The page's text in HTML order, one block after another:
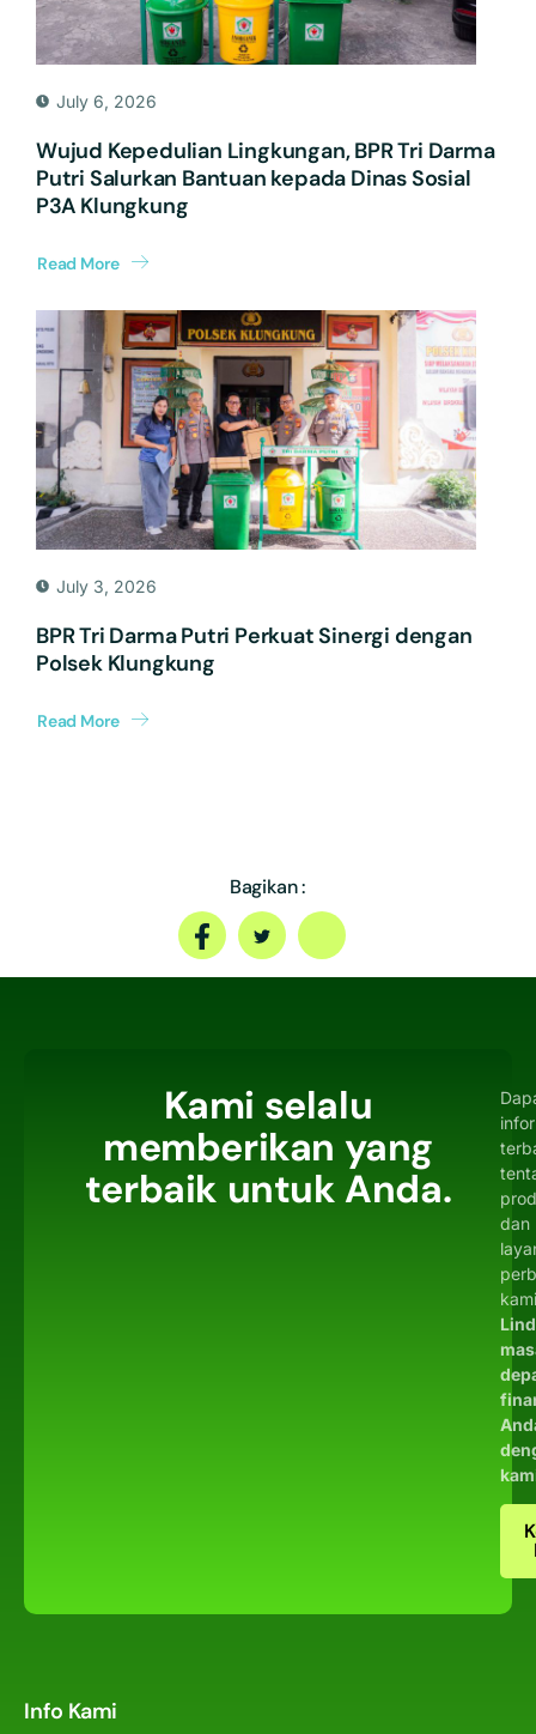
July 6, 2026
Wujud Kepedulian Lingkungan, BPR Tri Darma
Putri Salurkan Bantuan kepada Dinas Sosial
P3A Klungkung
Read More
July 3, 2026
BPR Tri Darma Putri Perkuat Sinergi dengan
Polsek Klungkung
Read More
Bagikan :
Kami selalu
memberikan yang
terbaik untuk Anda.
dan
Info Kami